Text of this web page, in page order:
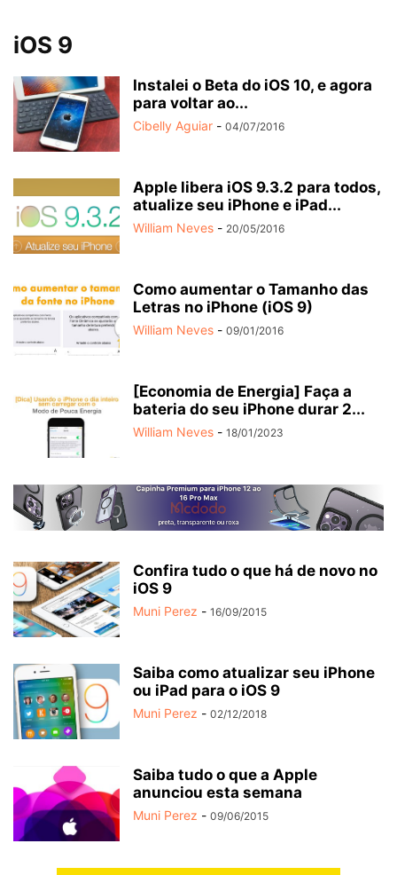
iOS 9
Instalei o Beta do iOS 10, e agora
para voltar ao...
Cibelly Aguiar - 04/07/2016
Apple libera iOS 9.3.2 para todos,
atualize seu iPhone e iPad...
William Neves - 20/05/2016
Como aumentar o Tamanho das
Letras no iPhone (iOS 9)
William Neves - 09/01/2016
[Economia de Energia] Faça a
bateria do seu iPhone durar 2...
William Neves - 18/01/2023
Confira tudo o que há de novo no
iOS 9
Muni Perez - 16/09/2015
Saiba como atualizar seu iPhone
ou iPad para o iOS 9
Muni Perez - 02/12/2018
Saiba tudo o que a Apple
anunciou esta semana
Muni Perez - 09/06/2015